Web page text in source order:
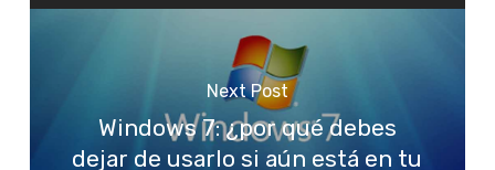
Next Post
Windows 7: ¿por qué debes
dejar de usarlo si aún está en tu